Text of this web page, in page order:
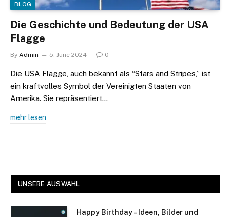
BLOG
Die Geschichte und Bedeutung der USA
Flagge
By Admin 5. June 2024 0
Die USA Flagge, auch bekannt als “Stars and Stripes,” ist
ein kraftvolles Symbol der Vereinigten Staaten von
Amerika. Sie repräsentiert…
mehr lesen
UNSERE AUSWAHL
Happy Birthday – Ideen, Bilder und